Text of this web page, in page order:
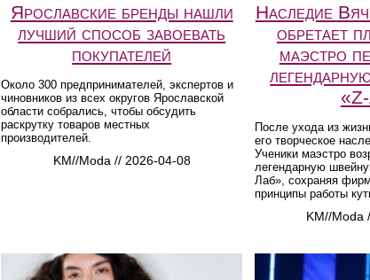
Ярославские бренды нашли
лучший способ завоевать
покупателей
Около 300 предпринимателей, экспертов и
чиновников из всех округов Ярославской
области собрались, чтобы обсудить
раскрутку товаров местных
производителей.
KM//Moda // 2026-04-08
Наследие
обретает
маэстро
После ухода из
его творческое
Ученики маэстро
легендарную
Лаб», сохраняя
принципы работы
KM//Moda